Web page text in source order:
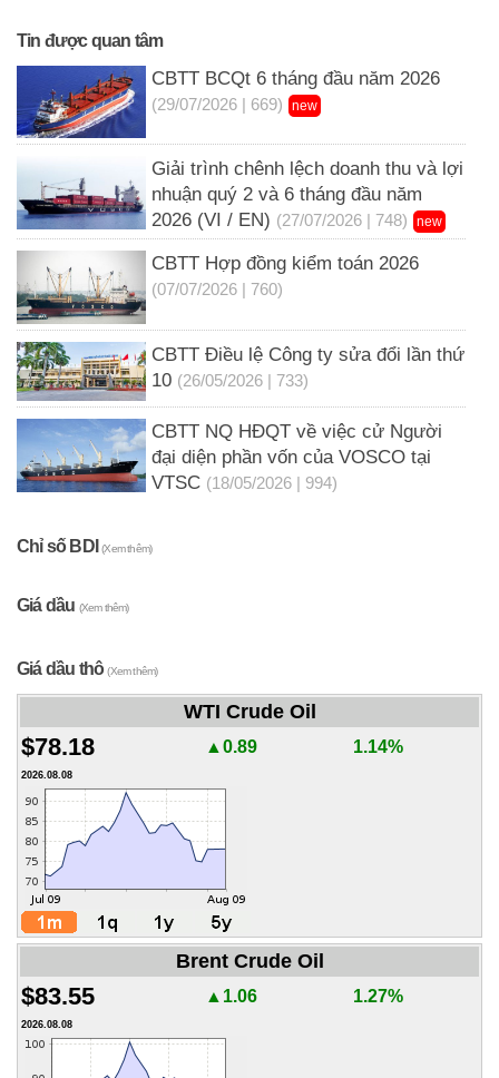
Tin được quan tâm
CBTT BCQt 6 tháng đầu năm 2026
(29/07/2026 | 669) new
Giải trình chênh lệch doanh thu và lợi
nhuận quý 2 và 6 tháng đầu năm
2026 (VI / EN) (27/07/2026 | 748) new
CBTT Hợp đồng kiểm toán 2026
(07/07/2026 | 760)
CBTT Điều lệ Công ty sửa đổi lần thứ
10 (26/05/2026 | 733)
CBTT NQ HĐQT về việc cử Người
đại diện phần vốn của VOSCO tại
VTSC (18/05/2026 | 994)
Chỉ số BDI(Xem thêm)
Giá dầu (Xem thêm)
Giá dầu thô(Xem thêm)
WTI Crude Oil
$78.18 ▲0.89 1.14%
2026.08.08
Brent Crude Oil
$83.55 ▲1.06 1.27%
2026.08.08